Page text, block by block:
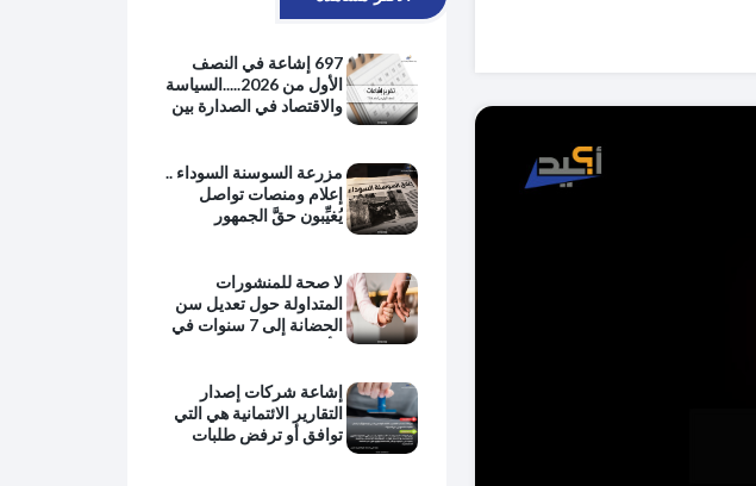
697 إشاعة في النصف
الأول من 2026.....السياسة
والاقتصاد في الصدارة بين
مزرعة السوسنة السوداء ..
إعلام ومنصات تواصل
يُغيِّبون حقَّ الجمهور
وتطبيق القانون
لا صحة للمنشورات
المتداولة حول تعديل سن
الحضانة إلى 7 سنوات في
إشاعة شركات إصدار
التقارير الائتمانية هي التي
توافق أو ترفض طلبات